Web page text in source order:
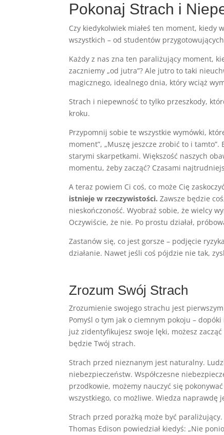
Pokonaj Strach i
Czy kiedykolwiek miałeś ten moment, kiedy
wszystkich – od studentów
Każdy z nas zna ten paraliżujący moment,
zaczniemy „od jutra”? Ale jutro to taki
magicznego, idealnego dnia, który wciąż
Strach i niepewność to tylko przeszkody,
kroku.
Przypomnij sobie te wszystkie wymówki,
moment”, „Muszę jeszcze zrobić to i
starymi skarpetkami. Większość naszych
momentu, żeby zacząć? Czasami
A teraz powiem Ci coś, co może Cię
istnieje w rzeczywistości. Zawsze będzie
nieskończoność. Wyobraź sobie, że wielcy
Oczywiście, że nie. Po prostu działał,
Zastanów się, co jest gorsze – podjęcie
działanie. Nawet jeśli coś pójdzie nie tak,
Zrozum Swój Strach
Zrozumienie swojego strachu jest
Pomyśl o tym jak o ciemnym pokoju –
już zidentyfikujesz swoje lęki, możesz
będzie Twój strach.
Strach przed nieznanym jest naturalny.
niebezpieczeństw. Współczesne
przodkowie, możemy nauczyć się
wszystkiego, co możliwe. Wiedza naprawdę
Strach przed porażką może być
Thomas Edison powiedział kiedyś: „Nie